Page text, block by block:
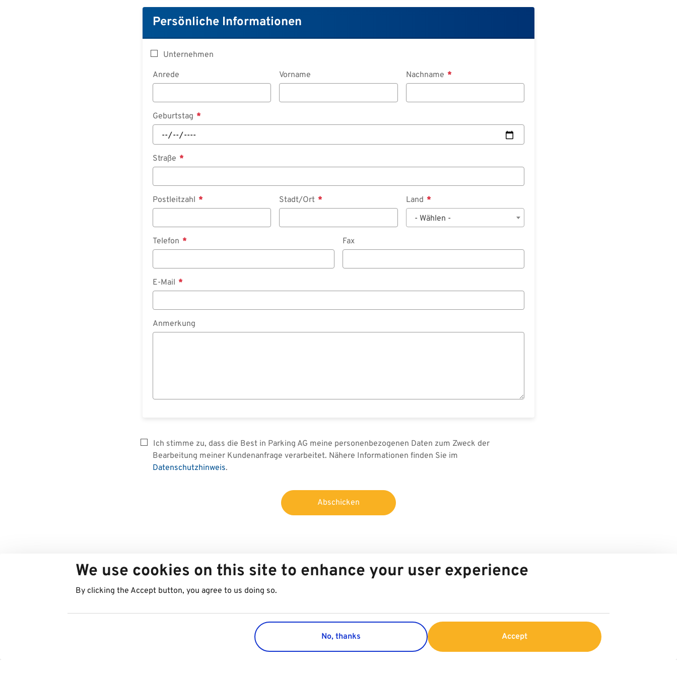
Persönliche Informationen
Unternehmen
Anrede
Vorname Nachname
Geburtstag
Straße
Postleitzahl Stadt/Ort
Land
- Wählen -
Telefon Fax
E-Mail
Anmerkung
Ich stimme zu, dass die Best in Parking AG meine personenbezogenen Daten zum Zweck der
Bearbeitung meiner Kundenanfrage verarbeitet. Nähere Informationen finden Sie im
Datenschutzhinweis.
Abschicken
We use cookies on this site to enhance your user experience
By clicking the Accept button, you agree to us doing so.
Accept
No, thanks